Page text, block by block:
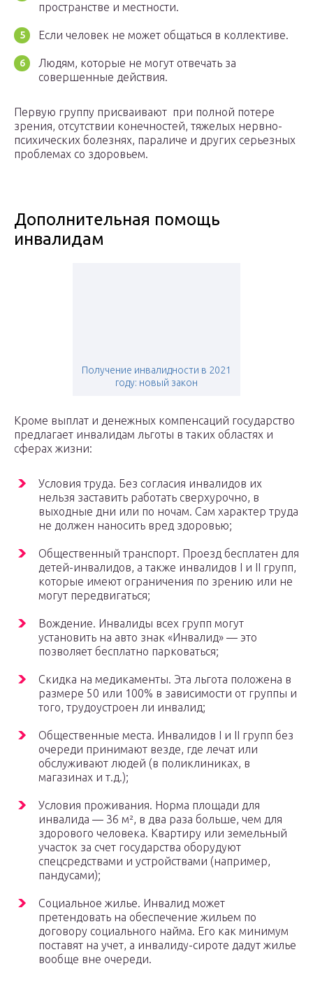
пространстве и местности.
Если человек не может общаться в коллективе.
Людям, которые не могут отвечать за
совершенные действия.
Первую группу присваивают при полной потере
зрения, отсутствии конечностей, тяжелых нервно-
психических болезнях, параличе и других серьезных
проблемах со здоровьем.
Дополнительная помощь
инвалидам
Получение инвалидности в 2021
году: новый закон
Кроме выплат и денежных компенсаций государство
предлагает инвалидам льготы в таких областях и
сферах жизни:
Условия труда. Без согласия инвалидов их
нельзя заставить работать сверхурочно, в
выходные дни или по ночам. Сам характер труда
не должен наносить вред здоровью;
Общественный транспорт. Проезд бесплатен для
детей-инвалидов, а также инвалидов I и II групп,
которые имеют ограничения по зрению или не
могут передвигаться;
Вождение. Инвалиды всех групп могут
установить на авто знак «Инвалид» — это
позволяет бесплатно парковаться;
Скидка на медикаменты. Эта льгота положена в
размере 50 или 100% в зависимости от группы и
того, трудоустроен ли инвалид;
Общественные места. Инвалидов I и II групп без
очереди принимают везде, где лечат или
обслуживают людей (в поликлиниках, в
магазинах и т.д.);
Условия проживания. Норма площади для
инвалида — 36 м², в два раза больше, чем для
здорового человека. Квартиру или земельный
участок за счет государства оборудуют
спецсредствами и устройствами (например,
пандусами);
Социальное жилье. Инвалид может
претендовать на обеспечение жильем по
договору социального найма. Его как минимум
поставят на учет, а инвалиду-сироте дадут жилье
вообще вне очереди.